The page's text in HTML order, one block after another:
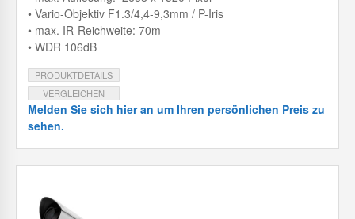
• Vario-Objektiv F1.3/4,4-9,3mm / P-Iris
• max. IR-Reichweite: 70m
• WDR 106dB
PRODUKTDETAILS
VERGLEICHEN
Melden Sie sich hier an um Ihren persönlichen Preis zu
sehen.